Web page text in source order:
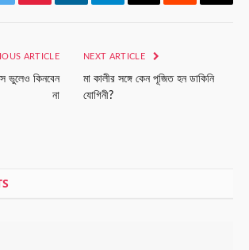
PinterestLinkedInTelegramEmailRedditCopy
ARTICLE
ভুলেও কিনবেন
না
NEXT ARTICLE
মা কালীর সঙ্গে কেন পূজিত হন ডাকিনি
যোগিনী?